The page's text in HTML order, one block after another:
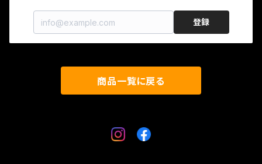
登録
商品一覧に戻る